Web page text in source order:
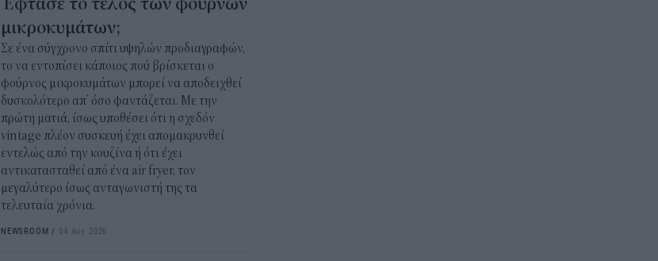
μικροκυμάτων;
Σε ένα σύγχρονο σπίτι υψηλών προδιαγραφών,
το να εντοπίσει κάποιος πού βρίσκεται ο
φούρνος μικροκυμάτων μπορεί να αποδειχθεί
δυσκολότερο απ’ όσο φαντάζεται. Με την
πρώτη ματιά, ίσως υποθέσει ότι η σχεδόν
vintage πλέον συσκευή έχει απομακρυνθεί
εντελώς από την κουζίνα ή ότι έχει
αντικατασταθεί από ένα air fryer, τον
μεγαλύτερο ίσως ανταγωνιστή της τα
τελευταία χρόνια.
NEWSROOM / 04 Αυγ 2026